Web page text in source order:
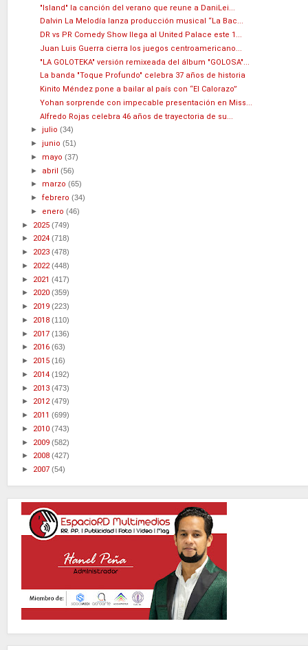
"Island" la canción del verano que reune a DaniLei...
Dalvin La Melodía lanza producción musical “La Bac...
DR vs PR Comedy Show llega al United Palace este 1...
Juan Luis Guerra cierra los juegos centroamericano...
"LA GOLOTEKA" versión remixeada del álbum "GOLOSA"...
La banda "Toque Profundo" celebra 37 años de historia
Kinito Méndez pone a bailar al país con “El Calorazo”
Yohan sorprende con impecable presentación en Miss...
Alfredo Rojas celebra 46 años de trayectoria de su...
►julio(34)
►junio(51)
► mayo(37)
► abril(56)
► marzo(65)
►febrero(34)
► enero(46)
► 2025 (749)
► 2024 (718)
► 2023 (478)
► 2022(448)
► 2021 (417)
► 2020 (359)
► 2019 (223)
► 2018 (110)
► 2017 (136)
► 2016 (63)
► 2015 (16)
► 2014 (192)
► 2013 (473)
► 2012(479)
► 2011 (699)
► 2010 (743)
► 2009 (582)
► 2008 (427)
► 2007 (54)